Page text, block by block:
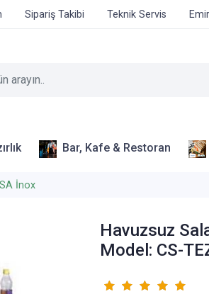
Sipariş Takibi Teknik Servis
Bar, Kafe & Restoran
İnox
Havuzsuz
Model: CS-